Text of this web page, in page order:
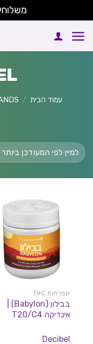
to
עמוד הבית /
תפרחות THC
בבילון (Babylon) |
אינדיקה T20/C4
Decibel